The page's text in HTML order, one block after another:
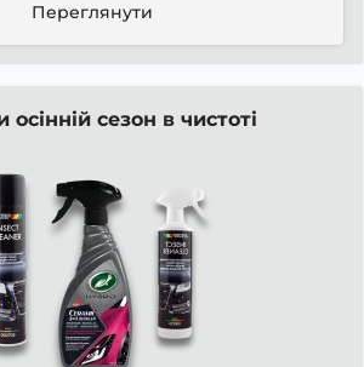
Переглянути
осінній сезон в чистоті